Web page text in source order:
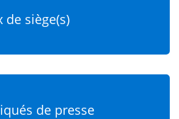
de siège(s)
de presse